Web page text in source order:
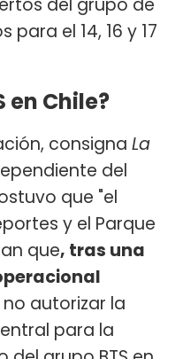
el 14, 16 y 17
en Chile?
consigna La
del
que "el
y el Parque
que, tras una
no autorizar la
para la